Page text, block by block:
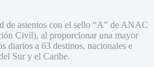
de asientos con el sello “A” de ANAC
Civil), al proporcionar una mayor
diarios a 63 destinos, nacionales e
Sur y el Caribe.